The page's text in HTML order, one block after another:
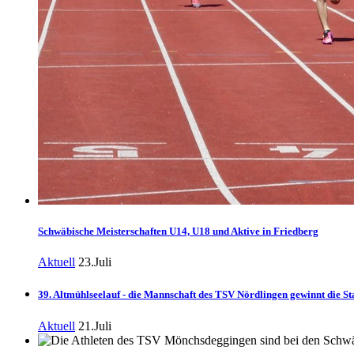
Schwäbische Meisterschaften U14, U18 und Aktive in Friedberg
Aktuell 23.Juli
39. Altmühlseelauf - die Mannschaft des TSV Nördlingen gewinnt die
Aktuell 21.Juli